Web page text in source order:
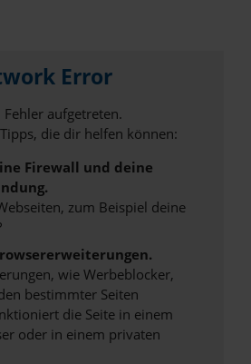
Error
aufgetreten.
die dir helfen können:
Firewall und deine
zum Beispiel deine
wie Werbeblocker,
bestimmter Seiten
die Seite in einem
oder in einem privaten